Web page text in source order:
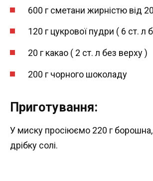
600 г сметани жирністю від
120 г цукрової пудри ( 6 ст. л
20 г какао ( 2 ст. л без верху )
200 г чорного шоколаду
Приготування:
У миску просіюємо 220 г борошна,
дрібку солі.